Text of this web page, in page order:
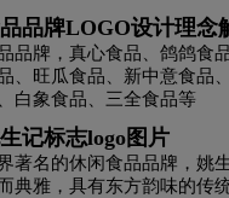
计 地产logo设计 电
大学logo设计 电子产
设计 E字母酒店logo设
。品牌起源于美国马萨诸塞
奶酪融合的独特创意，从
零食标杆。本文详细解读
语言与视觉内涵，并阐述
践行可持续发展的理念与
品牌LOGO设计理念
品牌，真心食品、鸽鸽食
、旺瓜食品、新中意食品
白象食品、三全食品等
记标志logo图片
著名的休闲食品品牌，姚
典雅，具有东方韵味的传